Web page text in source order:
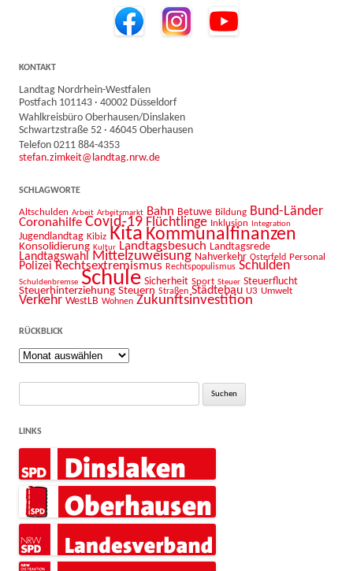
KONTAKT
Landtag Nordrhein-Westfalen
Postfach 101143 · 40002 Düsseldorf
Wahlkreisbüro Oberhausen/Dinslaken
Schwartzstraße 52 · 46045 Oberhausen
Telefon 0211 884-4353
stefan.zimkeit@landtag.nrw.de
SCHLAGWORTE
Altschulden Arbeit Arbeitsmarkt Bahn Betuwe Bildung Bund-Länder
Coronahilfe Covid-19 Flüchtlinge Inklusion Integration
Jugendlandtag Kibiz Kita Kommunalfinanzen
Konsolidierung Kultur Landtagsbesuch Landtagsrede
Landtagswahl Mittelzuweisung Nahverkehr Osterfeld Personal
Polizei Rechtsextremismus Rechtspopulismus Schulden
Schuldenbremse Schule Sicherheit Sport Steuer Steuerflucht
Steuerhinterziehung Steuern Straßen Städtebau U3 Umwelt
Verkehr WestLB Wohnen Zukunftsinvestition
RÜCKBLICK
Rückblick
Suche
LINKS